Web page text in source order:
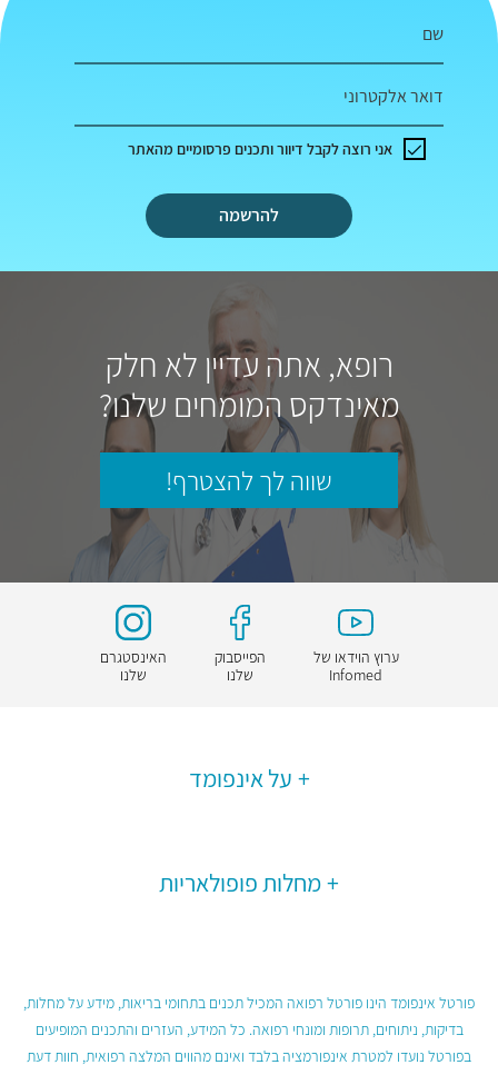
שם
דואר אלקטרוני
להרשמה
אני רוצה לקבל דיוור ותכנים פרסומיים מהאתר
רופא, אתה עדיין לא חלק
מאינדקס המומחים שלנו?
שווה לך להצטרף!
ערוץ הוידאו של
Infomed
הפייסבוק
שלנו
האינסטגרם
שלנו
על אינפומד
מחלות פופולאריות
פורטל אינפומד הינו פורטל רפואה המכיל תכנים בתחומי בריאות, מידע על מחלות,
בדיקות, ניתוחים, תרופות ומונחי רפואה. כל המידע, העזרים והתכנים המופיעים
בפורטל נועדו למטרת אינפורמציה בלבד ואינם מהווים המלצה רפואית, חוות דעת